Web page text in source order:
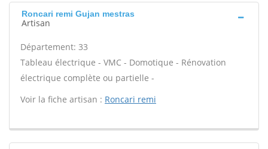
Roncari remi Gujan mestras
Artisan
Département: 33
Tableau électrique - VMC - Domotique - Rénovation
électrique complète ou partielle -
Voir la fiche artisan : Roncari remi